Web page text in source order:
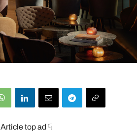
Article top ad ☟